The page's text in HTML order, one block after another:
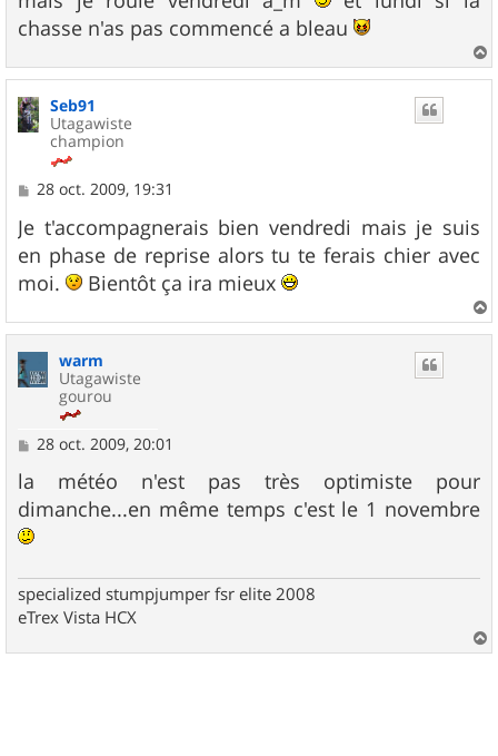
chasse n'as pas commencé a bleau
a
Seb91
Utagawiste
champion
M
s
s
a
g
e
28 oct. 2009, 19:31
Je t'accompagnerais bien vendredi mais je suis
en phase de reprise alors tu te ferais chier avec
moi.
Bientôt ça ira mieux
a
warm
Utagawiste
gourou
M
s
s
a
g
e
28 oct. 2009, 20:01
la météo n'est pas très optimiste pour
dimanche...en même temps c'est le 1 novembre
specialized stumpjumper fsr elite 2008
eTrex Vista HCX
a